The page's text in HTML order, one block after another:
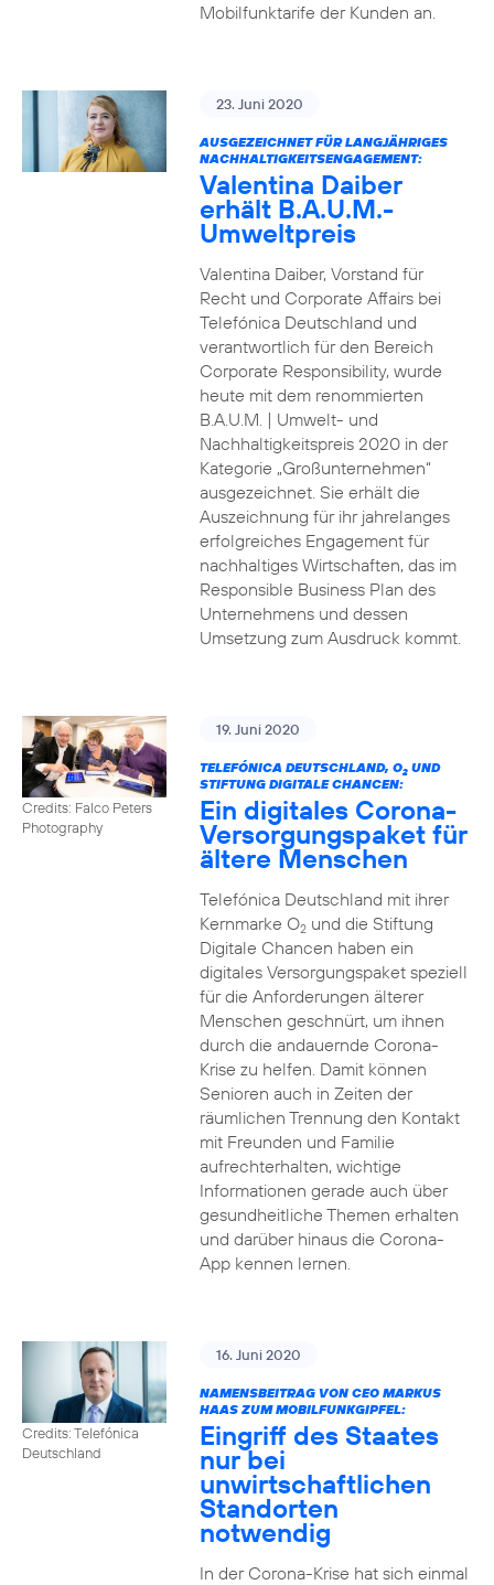
Mobilfunktarife der Kunden an.
23. Juni 2020
AUSGEZEICHNET FÜR LANGJÄHRIGES
NACHHALTIGKEITSENGAGEMENT:
Valentina Daiber
erhält B.A.U.M.-
Umweltpreis
Valentina Daiber, Vorstand für
Recht und Corporate Affairs bei
Telefónica Deutschland und
verantwortlich für den Bereich
Corporate Responsibility, wurde
heute mit dem renommierten
B.A.U.M. | Umwelt- und
Nachhaltigkeitspreis 2020 in der
Kategorie „Großunternehmen“
ausgezeichnet. Sie erhält die
Auszeichnung für ihr jahrelanges
erfolgreiches Engagement für
nachhaltiges Wirtschaften, das im
Responsible Business Plan des
Unternehmens und dessen
Umsetzung zum Ausdruck kommt.
Credits: Falco Peters
Photography
19. Juni 2020
TELEFÓNICA DEUTSCHLAND, O2UND
STIFTUNG DIGITALE CHANCEN:
Ein digitales Corona-
Versorgungspaket für
ältere Menschen
Telefónica Deutschland mit ihrer
Kernmarke O2und die Stiftung
Digitale Chancen haben ein
digitales Versorgungspaket speziell
für die Anforderungen älterer
Menschen geschnürt, um ihnen
durch die andauernde Corona-
Krise zu helfen. Damit können
Senioren auch in Zeiten der
räumlichen Trennung den Kontakt
mit Freunden und Familie
aufrechterhalten, wichtige
Informationen gerade auch über
gesundheitliche Themen erhalten
und darüber hinaus die Corona-
App kennen lernen.
Credits: Telefónica
Deutschland
16. Juni 2020
NAMENSBEITRAG VON CEO MARKUS
HAAS ZUM MOBILFUNKGIPFEL:
Eingriff des Staates
nur bei
unwirtschaftlichen
Standorten
notwendig
In der Corona-Krise hat sich einmal